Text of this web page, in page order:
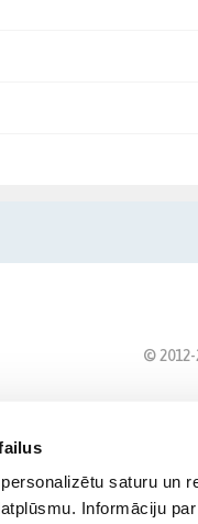
saturu un
Informāciju
© 2012-